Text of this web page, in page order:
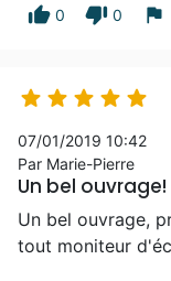
thumb_up 0 thumb_down 0 flag
    
07/01/2019 10:42
Par Marie-Pierre
Un bel ouvrage!
Un bel ouvrage,
tout moniteur